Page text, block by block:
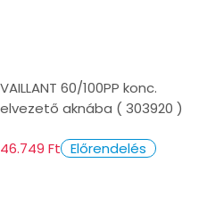
VAILLANT 60/100PP konc.
elvezető aknába ( 303920 )
46.749 Ft Előrendelés